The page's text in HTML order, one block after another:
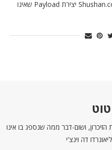
כל הזכויות שמורות לטל בן שושן – Shushan.co.il יצירת Payload שאינו
ושום-דבר ממה שנספג בו אינו
דה וינצ'י